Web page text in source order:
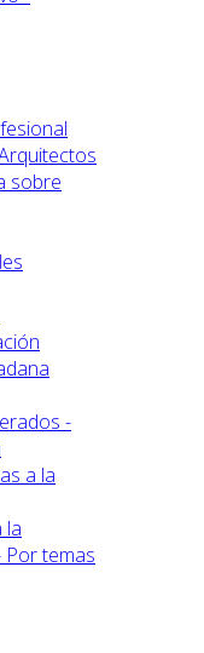
sobre
-
a la
la
Por temas